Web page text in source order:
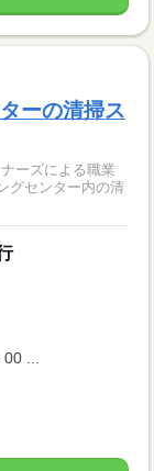
ーの清掃ス
ーズによる職業
グセンター内の清
...